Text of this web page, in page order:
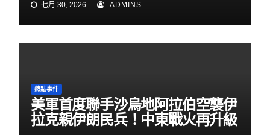
七月 30, 2026 ADMINS
熱點事件
美軍首度聯手沙烏地阿拉伯空襲伊
拉克親伊朗民兵！中東戰火再升級